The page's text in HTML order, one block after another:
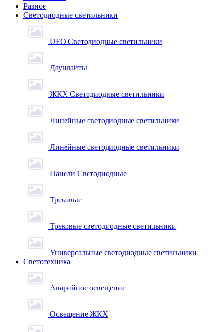
Разное
Светодиодные светильники
UFO Светодиодные светильники
Даунлайты
ЖКХ Светодиодные светильники
Линейные светодиодные светильники
Линейные светодиодные светильники
Панели Светодиодные
Трековые
Трековые светодиодные светильники
Универсальные светодиодные светильники
Светотехника
Аварийное освещение
Освещение ЖКХ